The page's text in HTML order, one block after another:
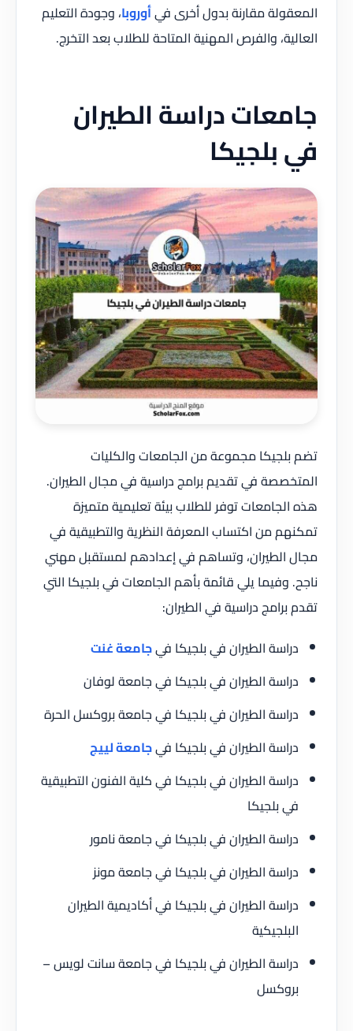
المعقولة مقارنة بدول أخرى فيأوروبا، وجودة التعليم
العالية، والفرص المهنية المتاحة للطلاب بعد التخرج.
جامعات دراسة الطيران
في بلجيكا
تضم بلجيكا مجموعة من الجامعات والكليات
المتخصصة في تقديم برامج دراسية في مجال الطيران.
هذه الجامعات توفر للطلاب بيئة تعليمية متميزة
تمكنهم من اكتساب المعرفة النظرية والتطبيقية في
مجال الطيران، وتساهم في إعدادهم لمستقبل مهني
ناجح. وفيما يلي قائمة بأهم الجامعات في بلجيكا التي
تقدم برامج دراسية في الطيران:
دراسة الطيران في بلجيكا فيجامعة غنت
دراسة الطيران في بلجيكا في جامعة لوفان
دراسة الطيران في بلجيكا في جامعة بروكسل الحرة
دراسة الطيران في بلجيكا فيجامعة لييج
دراسة الطيران في بلجيكا في كلية الفنون التطبيقية
في بلجيكا
دراسة الطيران في بلجيكا في جامعة نامور
دراسة الطيران في بلجيكا في جامعة مونز
دراسة الطيران في بلجيكا في أكاديمية الطيران
البلجيكية
دراسة الطيران في بلجيكا في جامعة سانت لويس –
بروكسل